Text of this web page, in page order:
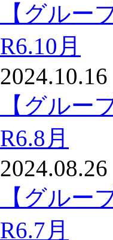
【グルー
R6.10月
2024.10.16
【グルー
R6.8月
2024.08.26
【グルー
R6.7月